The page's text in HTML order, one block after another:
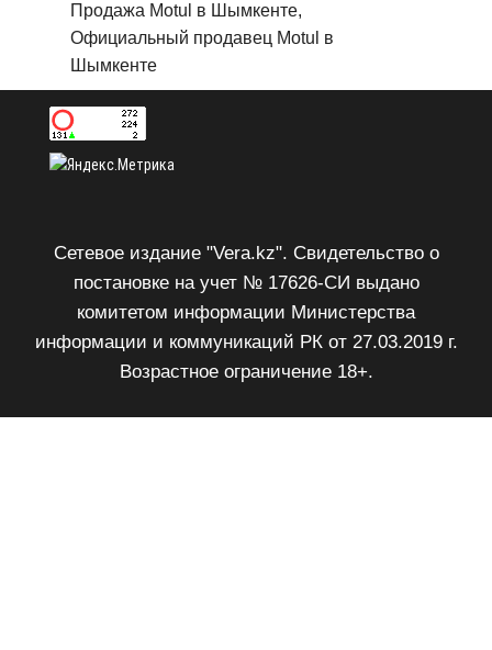
Продажа Motul в Шымкенте,
Официальный продавец Motul в
Шымкенте
Сетевое издание "Vera.kz". Свидетельство о
постановке на учет № 17626-СИ выдано
комитетом информации Министерства
информации и коммуникаций РК от 27.03.2019 г.
Возрастное ограничение 18+.